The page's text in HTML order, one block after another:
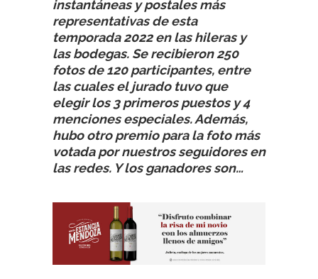
instantáneas y postales más
representativas de esta
temporada 2022 en las hileras y
las bodegas. Se recibieron 250
fotos de 120 participantes, entre
las cuales el jurado tuvo que
elegir los 3 primeros puestos y 4
menciones especiales. Además,
hubo otro premio para la foto más
votada por nuestros seguidores en
las redes. Y los ganadores son…